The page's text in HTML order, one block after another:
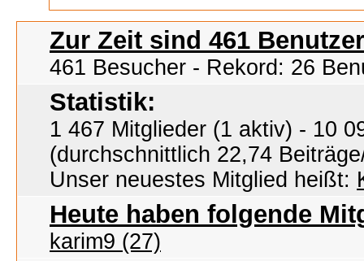
Zur Zeit sind 461
461 Besucher - Rekord: 26
Statistik:
1 467 Mitglieder (1 aktiv) - 10
(durchschnittlich 22,74
Unser neuestes Mitglied heißt:
Heute haben folgende
karim9 (27)